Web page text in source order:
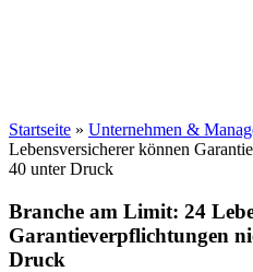
Startseite » Unternehmen &
Lebensversicherer können
40 unter Druck
Branche am Limit: 24
Garantieverpflichtungen
Druck